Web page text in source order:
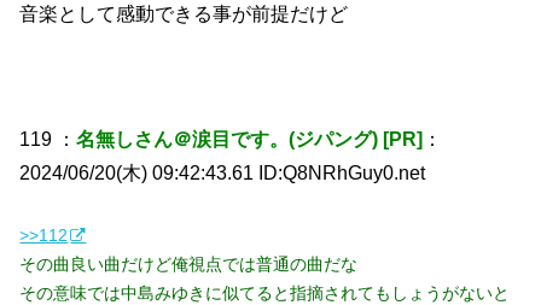
音楽として感動できる事が前提だけど
119 ：名無しさん＠涙目です。(ジパング) [PR] ：
2024/06/20(木) 09:42:43.61 ID:Q8NRhGuy0.net
>>112
その曲良い曲だけど俺視点では普通の曲だな
その意味では中島みゆきに似てると指摘されてもしょうがないと